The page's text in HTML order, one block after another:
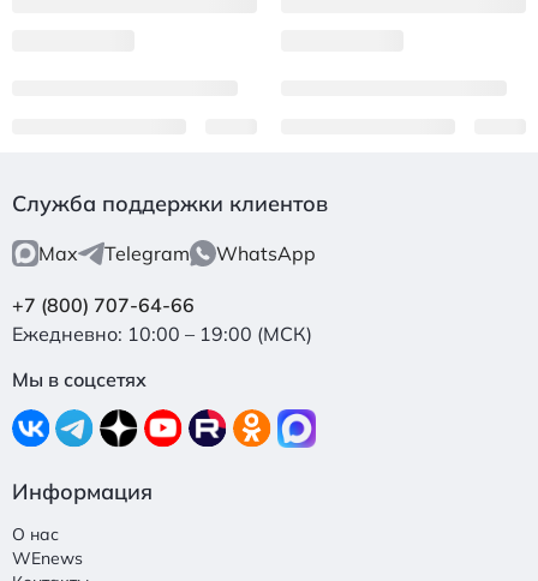
Служба поддержки клиентов
Max Telegram WhatsApp
+7 (800) 707-64-66
Ежедневно: 10:00 – 19:00 (МСК)
Мы в соцсетях
Информация
О нас
WEnews